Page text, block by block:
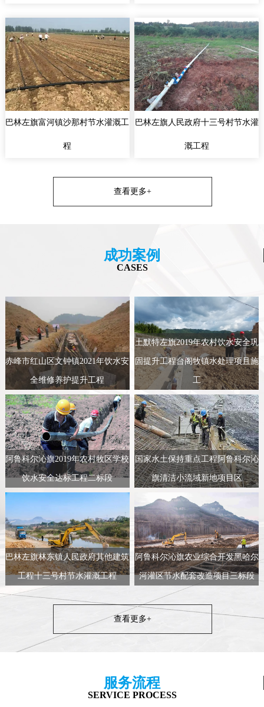
巴林左旗富河镇沙那村节水灌溉工
程
巴林左旗人民政府十三号村节水灌
溉工程
查看更多+
成功案例
CASES
赤峰市红山区文钟镇2021年饮水安
全维修养护提升工程
土默特左旗2019年农村饮水安全巩
固提升工程台阁牧镇水处理项且施
工
阿鲁科尔沁旗2019年农村牧区学校
饮水安全达标工程二标段
国家水土保持重点工程阿鲁科尔沁
旗清洁小流域新地项目区
巴林左旗林东镇人民政府其他建筑
工程十三号村节水灌溉工程
阿鲁科尔沁旗农业综合开发黑哈尔
河灌区节水配套改造项目三标段
查看更多+
服务流程
SERVICE PROCESS